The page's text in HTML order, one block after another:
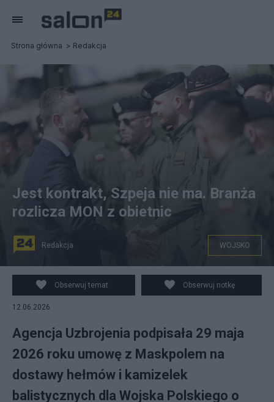
Strona główna Redakcja
Jest kontrakt, Szpeja nie ma. Branża
rozlicza MON z obietnic
Redakcja WOJSKO
Obserwuj temat Obserwuj notkę
12.06.2026
Agencja Uzbrojenia podpisała 29 maja
2026 roku umowę z Maskpolem na
dostawy hełmów i kamizelek
balistycznych dla Wojska Polskiego o